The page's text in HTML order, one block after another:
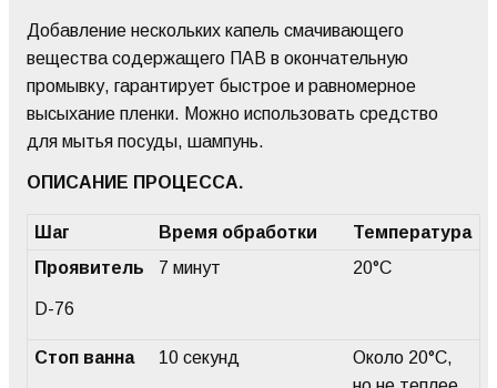
Добавление нескольких капель смачивающего
вещества содержащего ПАВ в окончательную
промывку, гарантирует быстрое и равномерное
высыхание пленки. Можно использовать средство
для мытья посуды, шампунь.
ОПИСАНИЕ ПРОЦЕССА.
Шаг Время обработки
Температура
Проявитель
D-76
7 минут 20°C
Стоп ванна 10 секунд
Около 20°C,